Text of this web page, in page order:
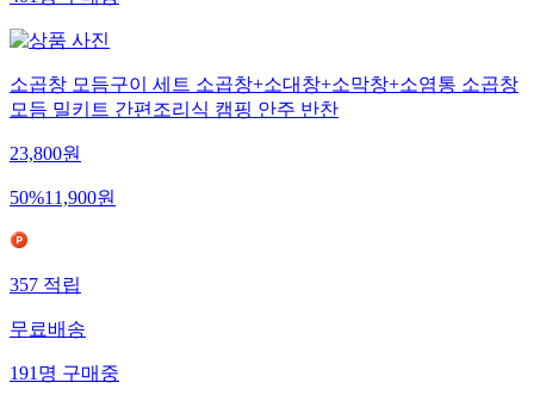
소곱창 모듬구이 세트 소곱창+소대창+소막창+소염통 소곱창
모듬 밀키트 간편조리식 캠핑 안주 반찬
23,800원
50%11,900원
357적립
무료배송
191명구매중